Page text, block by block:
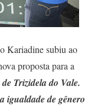
Kariadine subiu ao
proposta para a
Trizidela do Vale.
igualdade de gênero